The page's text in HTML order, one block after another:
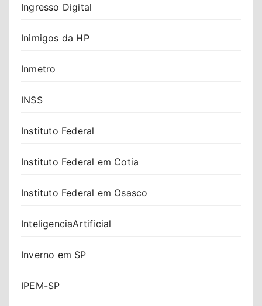
Ingresso Digital
Inimigos da HP
Inmetro
INSS
Instituto Federal
Instituto Federal em Cotia
Instituto Federal em Osasco
InteligenciaArtificial
Inverno em SP
IPEM-SP